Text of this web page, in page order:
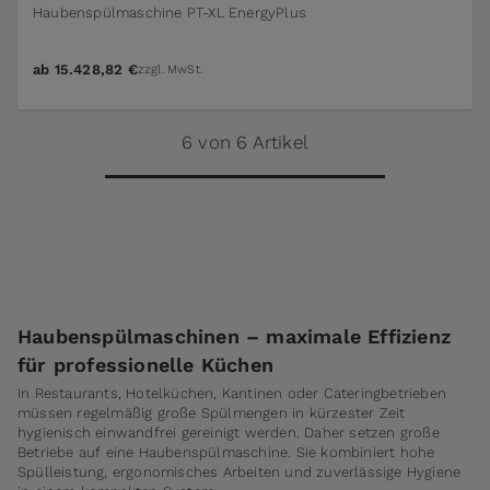
Haubenspülmaschine PT-XL EnergyPlus
ab 15.428,82 €zzgl. MwSt.
6 von 6 Artikel
Haubenspülmaschinen – maximale Effizienz
für professionelle Küchen
In Restaurants, Hotelküchen, Kantinen oder Cateringbetrieben
müssen regelmäßig große Spülmengen in kürzester Zeit
hygienisch einwandfrei gereinigt werden. Daher setzen große
Betriebe auf eine Haubenspülmaschine. Sie kombiniert hohe
Spülleistung, ergonomisches Arbeiten und zuverlässige Hygiene